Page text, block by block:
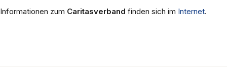
Informationen zum Caritasverband finden sich im Internet.